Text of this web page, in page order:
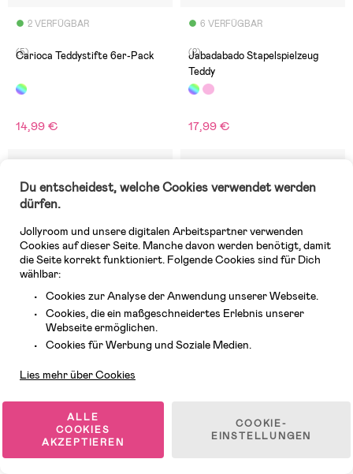
2 VERFÜGBAR
(5)
Carioca Teddystifte 6er-Pack
14,99 €
6 VERFÜGBAR
(2)
Jabadabado Stapelspielzeug
Teddy
17,99 €
Jabadabado Kugelbahn mit
Autos Teddy
Jabadabado Aktivitätsvagen
Du entscheidest, welche Cookies verwendet werden
dürfen.
Jollyroom und unsere digitalen Arbeitspartner verwenden
Cookies auf dieser Seite. Manche davon werden benötigt, damit
die Seite korrekt funktioniert. Folgende Cookies sind für Dich
wählbar:
Cookies zur Analyse der Anwendung unserer Webseite.
Cookies, die ein maßgeschneidertes Erlebnis unserer
Webseite ermöglichen.
Cookies für Werbung und Soziale Medien.
Lies mehr über Cookies
ALLE
COOKIES
AKZEPTIEREN
COOKIE-
EINSTELLUNGEN